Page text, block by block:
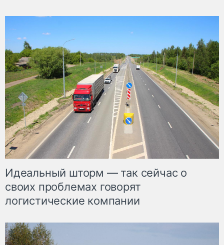
Идеальный шторм — так сейчас о
своих проблемах говорят
логистические компании